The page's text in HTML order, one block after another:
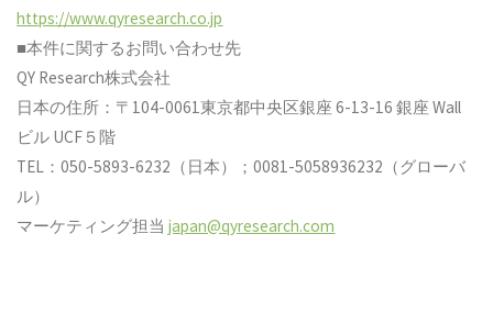
https://www.qyresearch.co.jp
■本件に関するお問い合わせ先
QY Research株式会社
日本の住所：〒104-0061東京都中央区銀座 6-13-16 銀座 Wall
ビル UCF５階
TEL：050-5893-6232（日本）；0081-5058936232（グローバ
ル）
マーケティング担当japan@qyresearch.com